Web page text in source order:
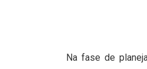
Na fase de